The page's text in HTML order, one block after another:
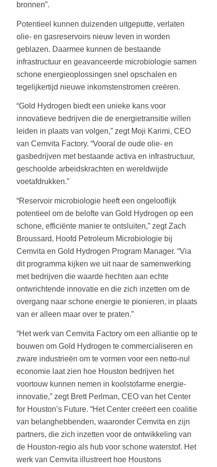
bronnen”.
Potentieel kunnen duizenden uitgeputte, verlaten
olie- en gasreservoirs nieuw leven in worden
geblazen. Daarmee kunnen de bestaande
infrastructuur en geavanceerde microbiologie samen
schone energieoplossingen snel opschalen en
tegelijkertijd nieuwe inkomstenstromen creëren.
“Gold Hydrogen biedt een unieke kans voor
innovatieve bedrijven die de energietransitie willen
leiden in plaats van volgen,” zegt Moji Karimi, CEO
van Cemvita Factory. “Vooral de oude olie- en
gasbedrijven met bestaande activa en infrastructuur,
geschoolde arbeidskrachten en wereldwijde
voetafdrukken.”
“Reservoir microbiologie heeft een ongelooflijk
potentieel om de belofte van Gold Hydrogen op een
schone, efficiënte manier te ontsluiten,” zegt Zach
Broussard, Hoofd Petroleum Microbiologie bij
Cemvita en Gold Hydrogen Program Manager. “Via
dit programma kijken we uit naar de samenwerking
met bedrijven die waarde hechten aan echte
ontwrichtende innovatie en die zich inzetten om de
overgang naar schone energie te pionieren, in plaats
van er alleen maar over te praten.”
“Het werk van Cemvita Factory om een alliantie op te
bouwen om Gold Hydrogen te commercialiseren en
zware industrieën om te vormen voor een netto-nul
economie laat zien hoe Houston bedrijven het
voortouw kunnen nemen in koolstofarme energie-
innovatie,” zegt Brett Perlman, CEO van het Center
for Houston’s Future. “Het Center creëert een coalitie
van belanghebbenden, waaronder Cemvita en zijn
partners, die zich inzetten voor de ontwikkeling van
de Houston-regio als hub voor schone waterstof. Het
werk van Cemvita illustreert hoe Houstons